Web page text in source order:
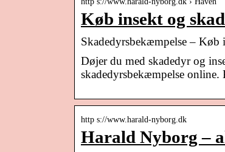
Køb insekt og
Skadedyrsbekæmpelse –
Døjer du med skadedyr og
skadedyrsbekæmpelse
http s://www.harald-nyborg.dk
Harald Nyborg –